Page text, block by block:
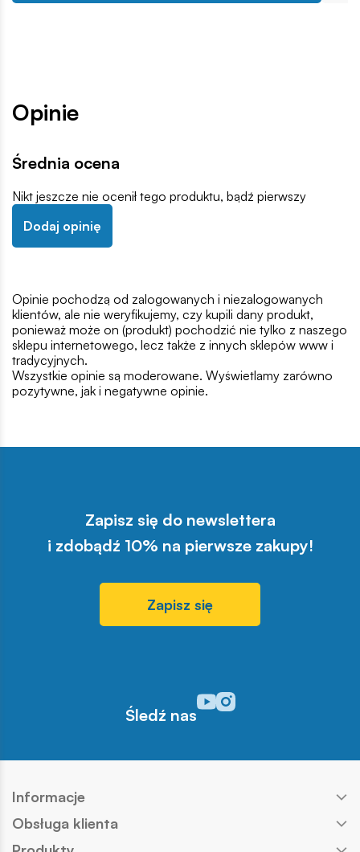
Opinie
Średnia ocena
Nikt jeszcze nie ocenił tego produktu, bądź pierwszy
Dodaj opinię
Opinie pochodzą od zalogowanych i niezalogowanych
klientów, ale nie weryfikujemy, czy kupili dany produkt,
ponieważ może on (produkt) pochodzić nie tylko z naszego
sklepu internetowego, lecz także z innych sklepów www i
tradycyjnych.
Wszystkie opinie są moderowane. Wyświetlamy zarówno
pozytywne, jak i negatywne opinie.
Zapisz się do newslettera
i zdobądź 10% na pierwsze zakupy!
Zapisz się
Śledź nas
Odwiedź nasz profil w
Odwiedź nasz profil w
Informacje
Obsługa klienta